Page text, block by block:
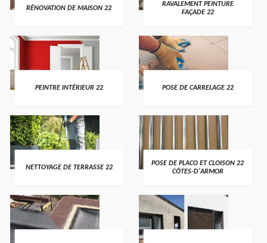
RÉNOVATION DE MAISON 22
RAVALEMENT PEINTURE
FAÇADE 22
PEINTRE INTÉRIEUR 22 POSE DE CARRELAGE 22
NETTOYAGE DE TERRASSE 22
POSE DE PLACO ET CLOISON 22
CÔTES-D'ARMOR